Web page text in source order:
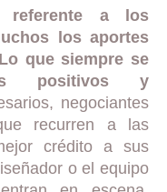
referente a los
los aportes
que siempre se
positivos y
negociantes
recurren a las
crédito a sus
o el equipo